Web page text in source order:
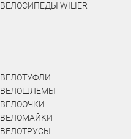
ВЕЛОСИПЕДЫ WILIER
ВЕЛОТУФЛИ
ВЕЛОШЛЕМЫ
ВЕЛООЧКИ
ВЕЛОМАЙКИ
ВЕЛОТРУСЫ